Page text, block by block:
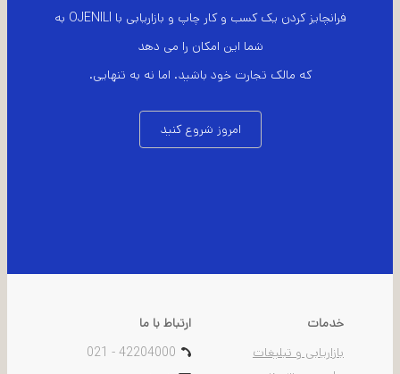
فرانچایز کردن یک کسب و کار چاپ و بازاریابی با OJENILI به
شما این امکان را می دهد
که مالک تجارت خود باشید. اما نه به تنهایی.
امروز شروع کنید
خدمات
بازاریابی و تبلیغات
ارتباط با ما
021 - 42204000